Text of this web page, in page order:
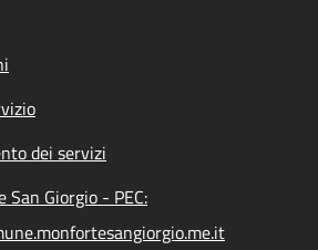
dei servizi
Giorgio - PEC: